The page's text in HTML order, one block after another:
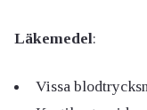
Läkemedel:
Vissa